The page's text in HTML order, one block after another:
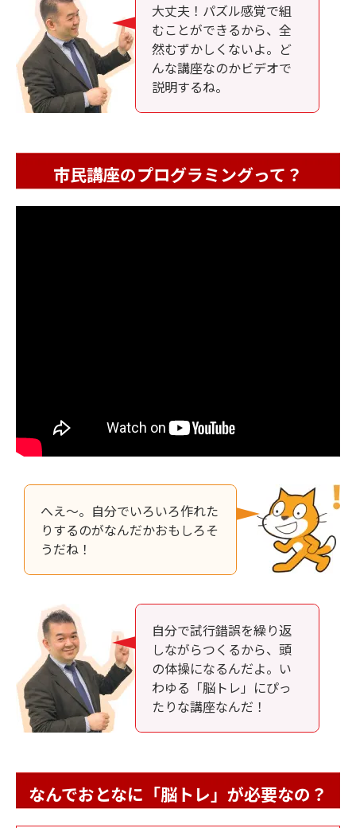
大丈夫！パズル感覚で組
むことができるから、全
然むずかしくないよ。ど
んな講座なのかビデオで
説明するね。
市民講座のプログラミングって？
へえ～。自分でいろいろ作れた
りするのがなんだかおもしろそ
うだね！
自分で試行錯誤を繰り返
しながらつくるから、頭
の体操になるんだよ。い
わゆる「脳トレ」にぴっ
たりな講座なんだ！
なんでおとなに「脳トレ」が必要なの？